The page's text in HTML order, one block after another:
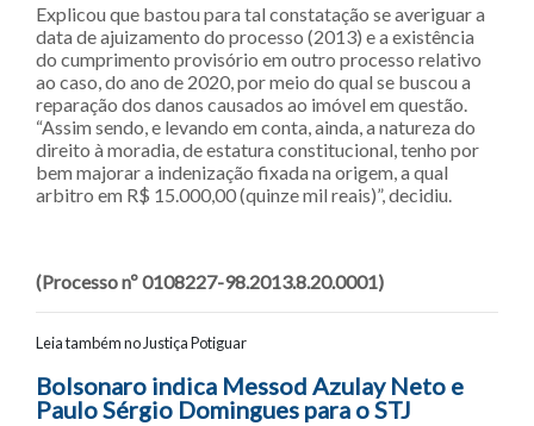
Explicou que bastou para tal constatação se averiguar a
data de ajuizamento do processo (2013) e a existência
do cumprimento provisório em outro processo relativo
ao caso, do ano de 2020, por meio do qual se buscou a
reparação dos danos causados ao imóvel em questão.
“Assim sendo, e levando em conta, ainda, a natureza do
direito à moradia, de estatura constitucional, tenho por
bem majorar a indenização fixada na origem, a qual
arbitro em R$ 15.000,00 (quinze mil reais)”, decidiu.
(Processo nº 0108227-98.2013.8.20.0001)
Leia também no Justiça Potiguar
Navegação entre posts
Bolsonaro indica Messod Azulay Neto e
Paulo Sérgio Domingues para o STJ